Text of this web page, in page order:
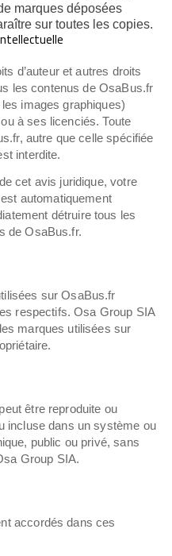
marques déposées
sur toutes les copies.
d’auteur et autres droits
les contenus de OsaBus.fr
images graphiques)
à ses licenciés. Toute
autre que celle spécifiée
interdite.
cet avis juridique, votre
automatiquement
détruire tous les
de OsaBus.fr.
sur OsaBus.fr
respectifs. Osa Group SIA
marques utilisées sur
être reproduite ou
incluse dans un système ou
public ou privé, sans
Group SIA.
accordés dans ces